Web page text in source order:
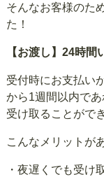
そんなお客様のた
た！
【お渡し】24時間
受付時にお支払い
から1週間以内で
受け取ることがで
こんなメリットが
・夜遅くでも受け